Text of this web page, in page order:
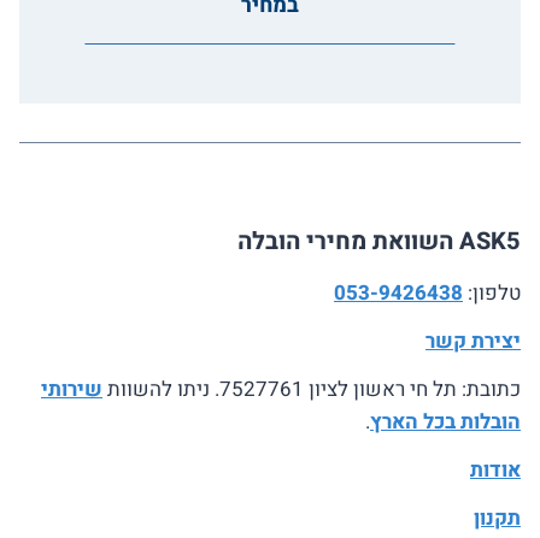
ASK5 השוואת מחירי הובלה
טלפון: 053-9426438
יצירת קשר
כתובת: תל חי ראשון לציון 7527761. ניתו להשוות
שירותי
הובלות בכל הארץ.
אודות
תקנון